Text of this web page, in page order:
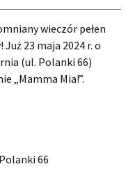
wieczór pełen
23 maja 2024 r. o
(ul. Polanki 66)
„Mamma Mia!”.
66